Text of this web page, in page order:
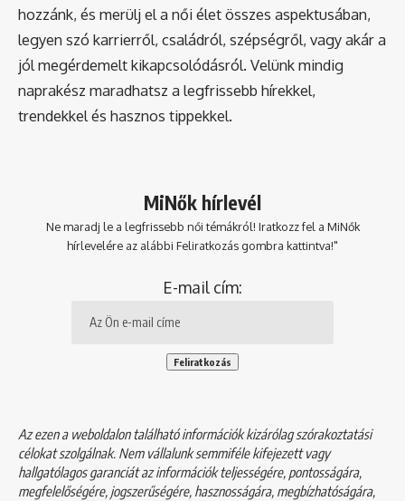
hozzánk, és merülj el a női élet összes aspektusában,
legyen szó karrierről, családról, szépségről, vagy akár a
jól megérdemelt kikapcsolódásról. Velünk mindig
naprakész maradhatsz a legfrissebb hírekkel,
trendekkel és hasznos tippekkel.
MiNők hírlevél
Ne maradj le a legfrissebb női témákról! Iratkozz fel a MiNők
hírlevelére az alábbi Feliratkozás gombra kattintva!"
E-mail cím:
Az ezen a weboldalon található információk kizárólag szórakoztatási
célokat szolgálnak. Nem vállalunk semmiféle kifejezett vagy
hallgatólagos garanciát az információk teljességére, pontosságára,
megfelelőségére, jogszerűségére, hasznosságára, megbízhatóságára,